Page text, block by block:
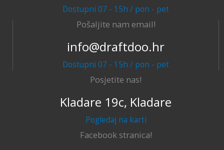
Dostupni 07 - 15h / pon - pet
Pošaljite nam email!
info@draftdoo.hr
Dostupni 07 - 15h / pon - pet
Posjetite nas!
Kladare 19c, Kladare
Pogledaj na karti
Facebook stranica!